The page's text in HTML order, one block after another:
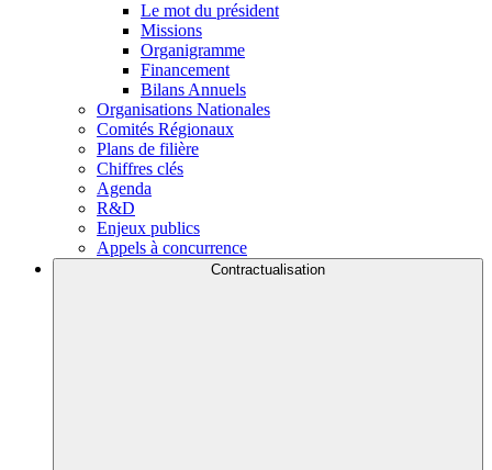
Le mot du président
Missions
Organigramme
Financement
Bilans Annuels
Organisations Nationales
Comités Régionaux
Plans de filière
Chiffres clés
Agenda
R&D
Enjeux publics
Appels à concurrence
Contractualisation